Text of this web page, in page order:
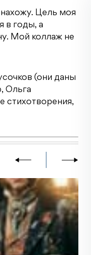
Цель моя
в годы, а
Мой коллаж не
(они даны
Ольга
стихотворения,